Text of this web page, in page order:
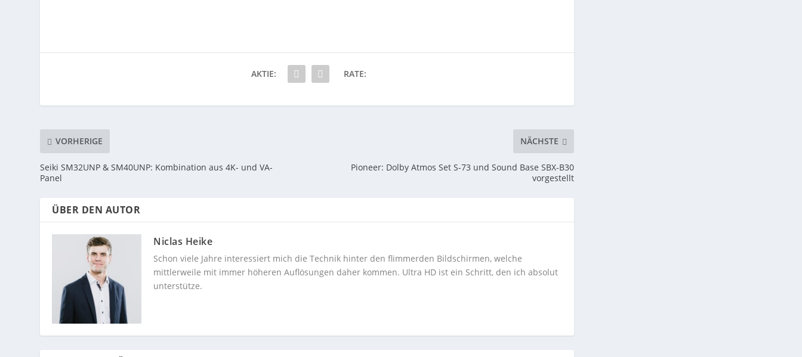
AKTIE: RATE:
VORHERIGE
Seiki SM32UNP & SM40UNP: Kombination aus 4K- und VA-
Panel
NÄCHSTE
Pioneer: Dolby Atmos Set S-73 und Sound Base SBX-B30
vorgestellt
ÜBER DEN AUTOR
Niclas Heike
Schon viele Jahre interessiert mich die Technik hinter den flimmerden Bildschirmen, welche
mittlerweile mit immer höheren Auflösungen daher kommen. Ultra HD ist ein Schritt, den ich absolut
unterstütze.